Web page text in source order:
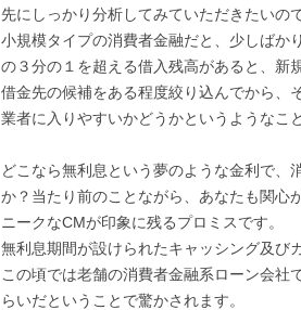
先にしっかり分析してみていただきたいので
小規模タイプの消費者金融だと、少しばか
の３分の１を超える借入残高があると、新
借金先の候補をある程度絞り込んでから、
業者に入りやすいかどうかというようなこ
どこなら無利息という夢のような金利で、
か？当たり前のことながら、あなたも関心
ニークなCMが印象に残るプロミスです。
無利息期間が設けられたキャッシング及び
この頃では老舗の消費者金融系ローン会社
らいだということで驚かされます。